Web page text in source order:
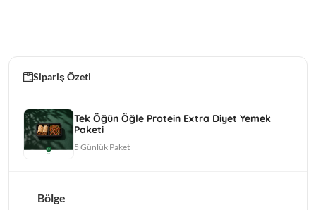
Sipariş Özeti
Tek Öğün Öğle Protein Extra Diyet Yemek
Paketi
5 Günlük Paket
Bölge